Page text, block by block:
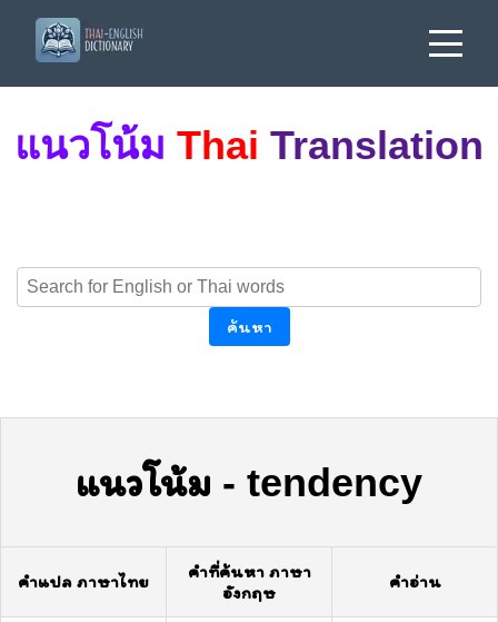
แนวโน้ม Thai Translation
ค้นหา
แนวโน้ม - tendency
คำแปล ภาษาไทย
คำที่ค้นหา ภาษา
อังกฤษ
คำอ่าน